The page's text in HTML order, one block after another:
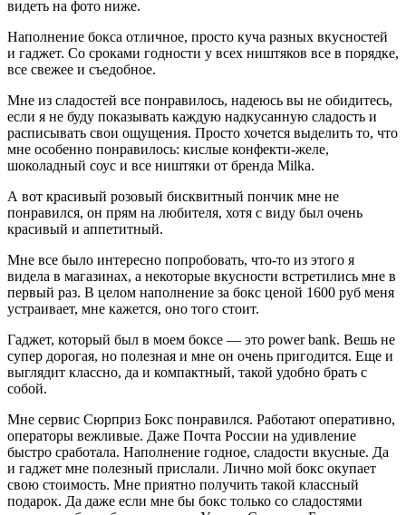
видеть на фото ниже.
Наполнение бокса отличное, просто куча разных вкусностей
и гаджет. Со сроками годности у всех ништяков все в порядке,
все свежее и съедобное.
Мне из сладостей все понравилось, надеюсь вы не обидитесь,
если я не буду показывать каждую надкусанную сладость и
расписывать свои ощущения. Просто хочется выделить то, что
мне особенно понравилось: кислые конфекти-желе,
шоколадный соус и все ништяки от бренда Milka.
А вот красивый розовый бисквитный пончик мне не
понравился, он прям на любителя, хотя с виду был очень
красивый и аппетитный.
Мне все было интересно попробовать, что-то из этого я
видела в магазинах, а некоторые вкусности встретились мне в
первый раз. В целом наполнение за бокс ценой 1600 руб меня
устраивает, мне кажется, оно того стоит.
Гаджет, который был в моем боксе — это power bank. Вешь не
супер дорогая, но полезная и мне он очень пригодится. Еще и
выглядит классно, да и компактный, такой удобно брать с
собой.
Мне сервис Сюрприз Бокс понравился. Работают оперативно,
операторы вежливые. Даже Почта России на удивление
быстро сработала. Наполнение годное, сладости вкусные. Да
и гаджет мне полезный прислали. Лично мой бокс окупает
свою стоимость. Мне приятно получить такой классный
подарок. Да даже если мне бы бокс только со сладостями